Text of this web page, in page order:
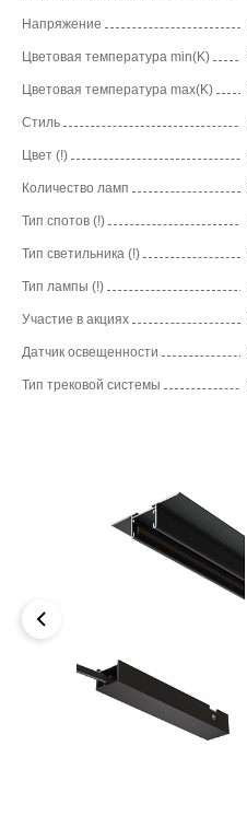
Напряжение
Цветовая температура min(K)
Цветовая температура max(K)
Стиль
Цвет (!)
Количество ламп
Тип спотов (!)
Тип светильника (!)
Тип лампы (!)
Участие в акциях
Датчик освещенности
Тип трековой системы